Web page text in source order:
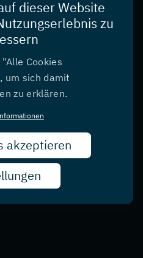
dieser Website
zu
Cookies
um sich damit
zu erklären.
akzeptieren